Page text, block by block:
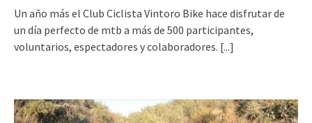
Un año más el Club Ciclista Vintoro Bike hace disfrutar de
un día perfecto de mtb a más de 500 participantes,
voluntarios, espectadores y colaboradores. [...]